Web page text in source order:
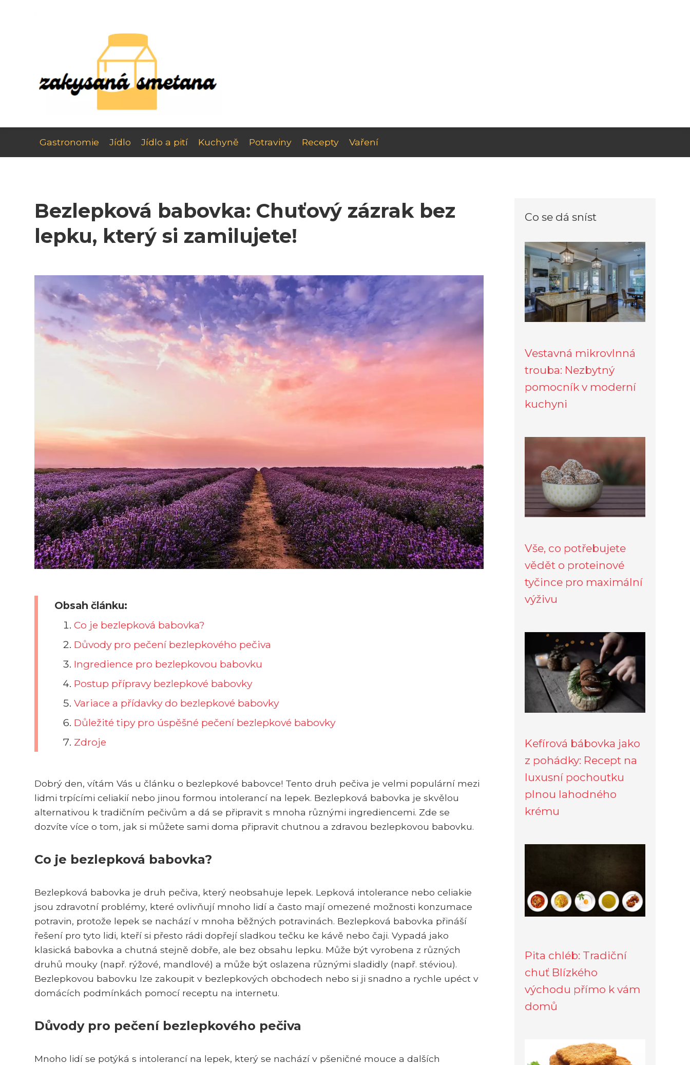
Gastronomie Jídlo Jídlo a pití Kuchyně Potraviny Recepty Vaření
Bezlepková babovka: Chuťový zázrak bez
lepku, který si zamilujete!
Obsah článku:
Co je bezlepková babovka?
Důvody pro pečení bezlepkového pečiva
Ingredience pro bezlepkovou babovku
Postup přípravy bezlepkové babovky
Variace a přídavky do bezlepkové babovky
Důležité tipy pro úspěšné pečení bezlepkové babovky
Zdroje
Dobrý den, vítám Vás u článku o bezlepkové babovce! Tento druh pečiva je velmi populární mezi
lidmi trpícími celiakií nebo jinou formou intolerancí na lepek. Bezlepková babovka je skvělou
alternativou k tradičním pečivům a dá se připravit s mnoha různými ingrediencemi. Zde se
dozvíte více o tom, jak si můžete sami doma připravit chutnou a zdravou bezlepkovou babovku.
Co je bezlepková babovka?
Bezlepková babovka je druh pečiva, který neobsahuje lepek. Lepková intolerance nebo celiakie
jsou zdravotní problémy, které ovlivňují mnoho lidí a často mají omezené možnosti konzumace
potravin, protože lepek se nachází v mnoha běžných potravinách. Bezlepková babovka přináší
řešení pro tyto lidi, kteří si přesto rádi dopřejí sladkou tečku ke kávě nebo čaji. Vypadá jako
klasická babovka a chutná stejně dobře, ale bez obsahu lepku. Může být vyrobena z různých
druhů mouky (např. rýžové, mandlové) a může být oslazena různými sladidly (např. stéviou).
Bezlepkovou babovku lze zakoupit v bezlepkových obchodech nebo si ji snadno a rychle upéct v
domácích podmínkách pomocí receptu na internetu.
Důvody pro pečení bezlepkového pečiva
Mnoho lidí se potýká s intolerancí na lepek, který se nachází v pšeničné mouce a dalších
Co se dá sníst
Vestavná mikrovlnná
trouba: Nezbytný
pomocník v moderní
kuchyni
Vše, co potřebujete
vědět o proteinové
tyčince pro maximální
výživu
Kefírová bábovka jako
z pohádky: Recept na
luxusní pochoutku
plnou lahodného
krému
Pita chléb: Tradiční
chuť Blízkého
východu přímo k vám
domů